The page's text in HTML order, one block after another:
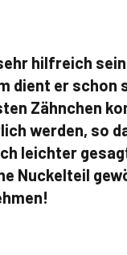
hilfreich
dient er schon
Zähnchen
werden, so
leichter
Nuckelteil